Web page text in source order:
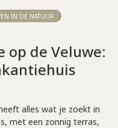
IN DE NATUUR
op de Veluwe:
alles wat je zoekt in
met een zonnig terras,